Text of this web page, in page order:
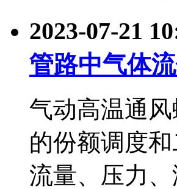
2023-07-21
管路中气体
气动高温通
的份额调度
流量、压力